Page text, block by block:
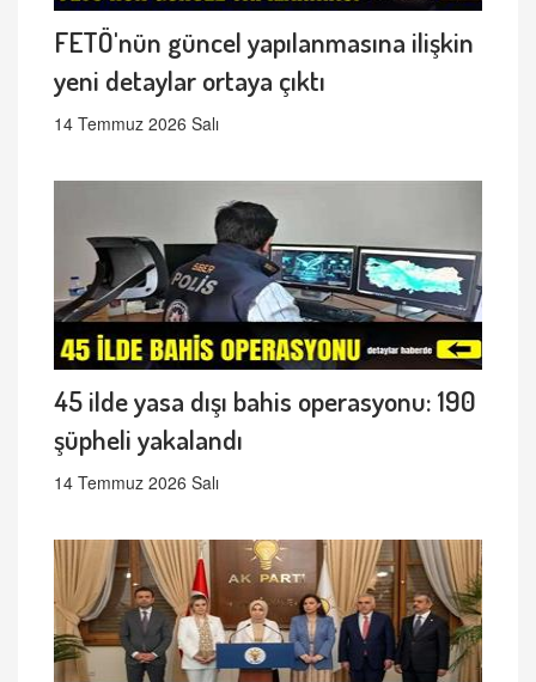
FETÖ'nün güncel yapılanmasına ilişkin
yeni detaylar ortaya çıktı
14 Temmuz 2026 Salı
45 ilde yasa dışı bahis operasyonu: 190
şüpheli yakalandı
14 Temmuz 2026 Salı